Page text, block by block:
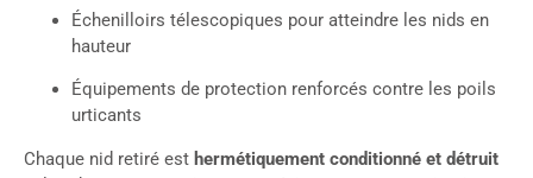
Échenilloirs télescopiques pour atteindre les nids en
hauteur
Équipements de protection renforcés contre les poils
urticants
Chaque nid retiré est hermétiquement conditionné et détruit